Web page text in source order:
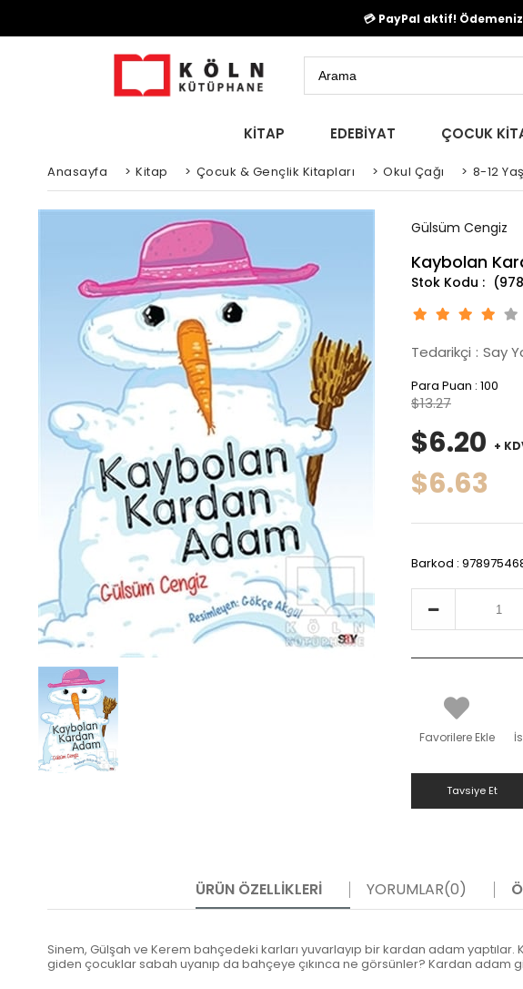
💳 PayPal aktif!
KİTAP EDEBİYAT ÇOCUK
Anasayfa > Kitap > Çocuk & Gençlik Kitapları > Okul Çağı > 8-12
Gülsüm Cengiz
Kaybolan
Tedarikçi : Say
Para Puan : 100
$13.27
$6.20 +
$6.63
Barkod :
Favorilere Ekle
Tavsiye Et
ÜRÜN ÖZELLIKLERI YORUMLAR(0)
Sinem, Gülşah ve Kerem bahçedeki karları yuvarlayıp bir kardan adam
giden çocuklar sabah uyanıp da bahçeye çıkınca ne görsünler? Kardan adam